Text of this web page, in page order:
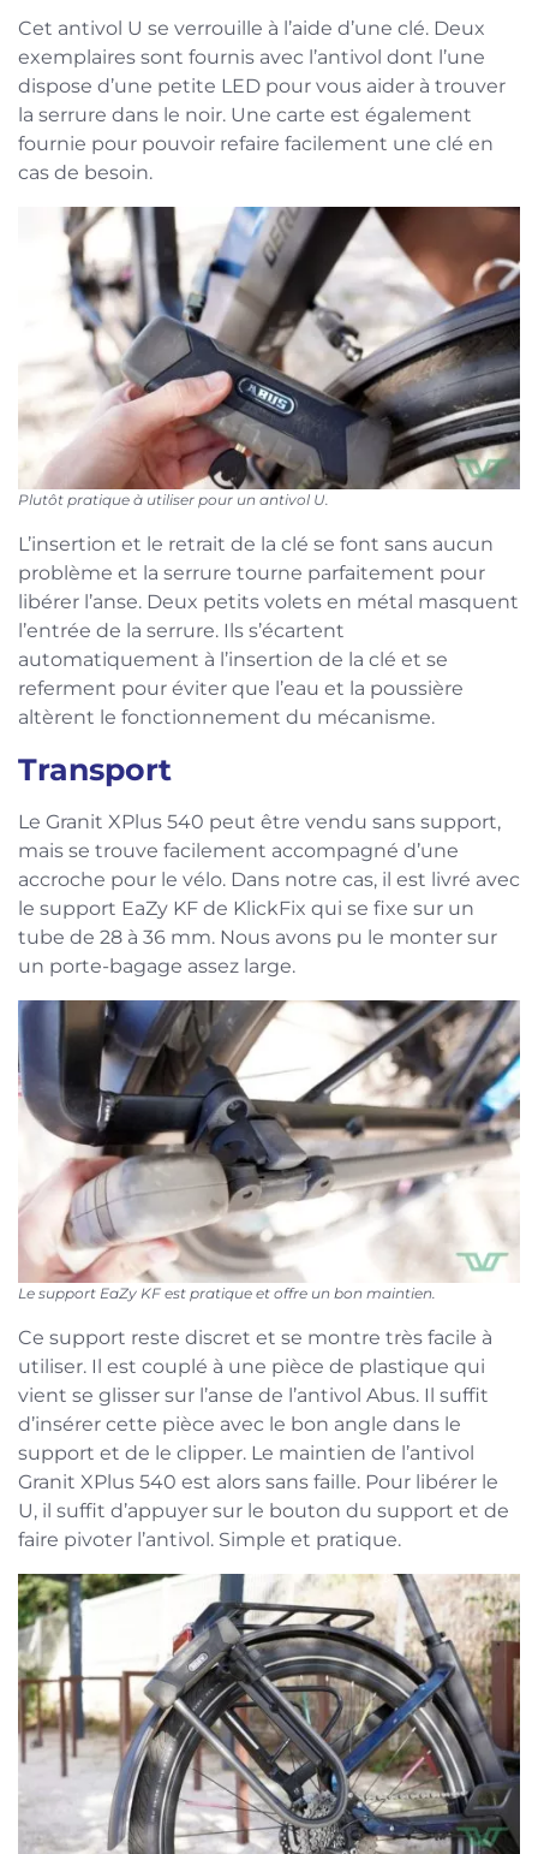
Cet antivol U se verrouille à l’aide d’une clé. Deux
exemplaires sont fournis avec l’antivol dont l’une
dispose d’une petite LED pour vous aider à trouver
la serrure dans le noir. Une carte est également
fournie pour pouvoir refaire facilement une clé en
cas de besoin.
Plutôt pratique à utiliser pour un antivol U.
L’insertion et le retrait de la clé se font sans aucun
problème et la serrure tourne parfaitement pour
libérer l’anse. Deux petits volets en métal masquent
l’entrée de la serrure. Ils s’écartent
automatiquement à l’insertion de la clé et se
referment pour éviter que l’eau et la poussière
altèrent le fonctionnement du mécanisme.
Transport
Le Granit XPlus 540 peut être vendu sans support,
mais se trouve facilement accompagné d’une
accroche pour le vélo. Dans notre cas, il est livré avec
le support EaZy KF de KlickFix qui se fixe sur un
tube de 28 à 36 mm. Nous avons pu le monter sur
un porte-bagage assez large.
Le support EaZy KF est pratique et offre un bon maintien.
Ce support reste discret et se montre très facile à
utiliser. Il est couplé à une pièce de plastique qui
vient se glisser sur l’anse de l’antivol Abus. Il suffit
d’insérer cette pièce avec le bon angle dans le
support et de le clipper. Le maintien de l’antivol
Granit XPlus 540 est alors sans faille. Pour libérer le
U, il suffit d’appuyer sur le bouton du support et de
faire pivoter l’antivol. Simple et pratique.